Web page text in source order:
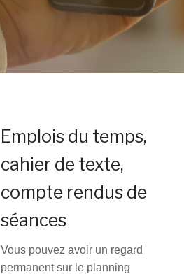
Emplois du temps,
cahier de texte,
compte rendus de
séances
Vous pouvez avoir un regard
permanent sur le planning